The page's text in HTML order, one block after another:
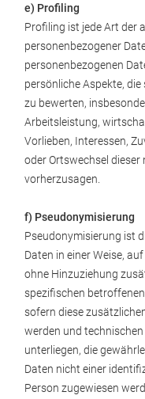
e) Profiling
Profiling ist jede Art der
personenbezogener
personenbezogenen
persönliche Aspekte,
zu bewerten,
Arbeitsleistung,
Vorlieben, Interessen,
oder Ortswechsel
vorherzusagen.
f) Pseudonymisierung
Pseudonymisierung ist
Daten in einer Weise,
ohne Hinzuziehung
spezifischen
sofern diese
werden und
unterliegen, die
Daten nicht einer
Person zugewiesen